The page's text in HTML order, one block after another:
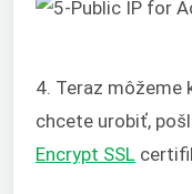
4. Teraz môžeme
chcete urobiť,
Encrypt SSL